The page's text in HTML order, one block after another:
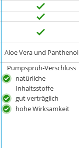
Aloe Vera und Panthenol
Pumpsprüh-Verschluss
natürliche
Inhaltsstoffe
gut verträglich
hohe Wirksamkeit